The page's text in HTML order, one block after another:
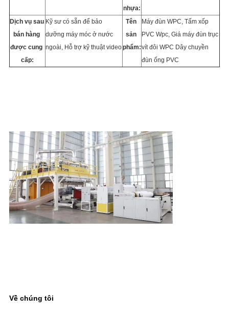
nhựa:
Dịch vụ sau
bán hàng
được cung
cấp:
Kỹ sư có sẵn để bảo
dưỡng máy móc ở nước
ngoài, Hỗ trợ kỹ thuật video
Tên
sản
phẩm:
Máy đùn WPC, Tấm xốp
PVC Wpc, Giá máy đùn trục
vít đôi WPC Dây chuyền
đùn ống PVC
Về chúng tôi